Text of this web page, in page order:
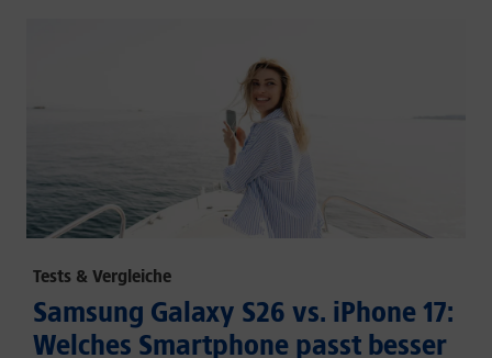
Tests & Vergleiche
Samsung Galaxy S26 vs. iPhone 17:
Welches Smartphone passt besser